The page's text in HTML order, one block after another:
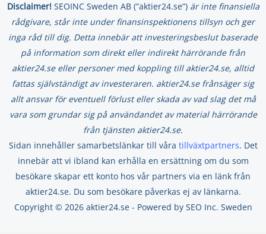
Disclaimer!SEOINC Sweden AB (”aktier24.se”) är inte finansiella
rådgivare, står inte under finansinspektionens tillsyn och ger
inga råd till dig. Detta innebär att investeringsbeslut baserade
på information som direkt eller indirekt härrörande från
aktier24.se eller personer med koppling till aktier24.se, alltid
fattas självständigt av investeraren. aktier24.se frånsäger sig
allt ansvar för eventuell förlust eller skada av vad slag det må
vara som grundar sig på användandet av material härrörande
från tjänsten aktier24.se.
Sidan innehåller samarbetslänkar till våra tillväxtpartners. Det
innebär att vi ibland kan erhålla en ersättning om du som
besökare skapar ett konto hos vår partners via en länk från
aktier24.se. Du som besökare påverkas ej av länkarna.
Copyright © 2026 aktier24.se - Powered by SEO Inc. Sweden